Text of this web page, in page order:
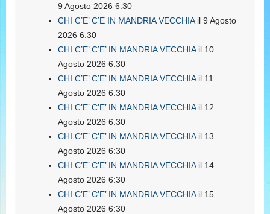
9 Agosto 2026 6:30
CHI C’E’ C’E IN MANDRIA VECCHIAil 9 Agosto
2026 6:30
CHI C’E’ C’E’ IN MANDRIA VECCHIAil 10
Agosto 2026 6:30
CHI C’E’ C’E’ IN MANDRIA VECCHIAil 11
Agosto 2026 6:30
CHI C’E’ C’E’ IN MANDRIA VECCHIAil 12
Agosto 2026 6:30
CHI C’E’ C’E’ IN MANDRIA VECCHIAil 13
Agosto 2026 6:30
CHI C’E’ C’E’ IN MANDRIA VECCHIAil 14
Agosto 2026 6:30
CHI C’E’ C’E’ IN MANDRIA VECCHIAil 15
Agosto 2026 6:30